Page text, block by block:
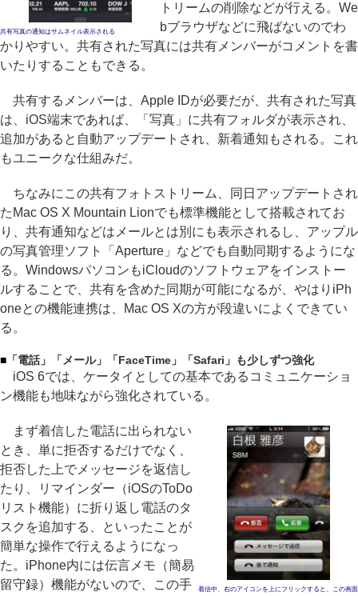
共有写真の通知はサムネイル表示される
トリームの削除などが行える。We
bブラウザなどに飛ばないのでわ
かりやすい。共有された写真には共有メンバーがコメントを書
いたりすることもできる。
共有するメンバーは、Apple IDが必要だが、共有された写真
は、iOS端末であれば、「写真」に共有フォルダが表示され、
追加があると自動アップデートされ、新着通知もされる。これ
もユニークな仕組みだ。
ちなみにこの共有フォトストリーム、同日アップデートされ
たMac OS X Mountain Lionでも標準機能として搭載されてお
り、共有通知などはメールとは別にも表示されるし、アップル
の写真管理ソフト「Aperture」などでも自動同期するようにな
る。WindowsパソコンもiCloudのソフトウェアをインストー
ルすることで、共有を含めた同期が可能になるが、やはりiPh
oneとの機能連携は、Mac OS Xの方が段違いによくできてい
る。
■ 「電話」「メール」「FaceTime」「Safari」も少しずつ強化
iOS 6では、ケータイとしての基本であるコミュニケーショ
ン機能も地味ながら強化されている。
着信中、右のアイコンを上にフリックすると、この画面
まず着信した電話に出られない
とき、単に拒否するだけでなく、
拒否した上でメッセージを返信し
たり、リマインダー（iOSのToDo
リスト機能）に折り返し電話のタ
スクを追加する、といったことが
簡単な操作で行えるようになっ
た。iPhone内には伝言メモ（簡易
留守録）機能がないので、この手